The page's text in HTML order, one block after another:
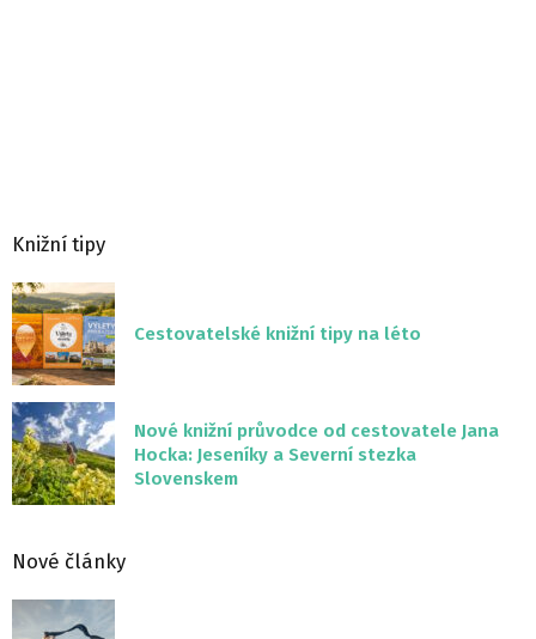
Knižní tipy
Cestovatelské knižní tipy na léto
Nové knižní průvodce od cestovatele Jana
Hocka: Jeseníky a Severní stezka
Slovenskem
Nové články